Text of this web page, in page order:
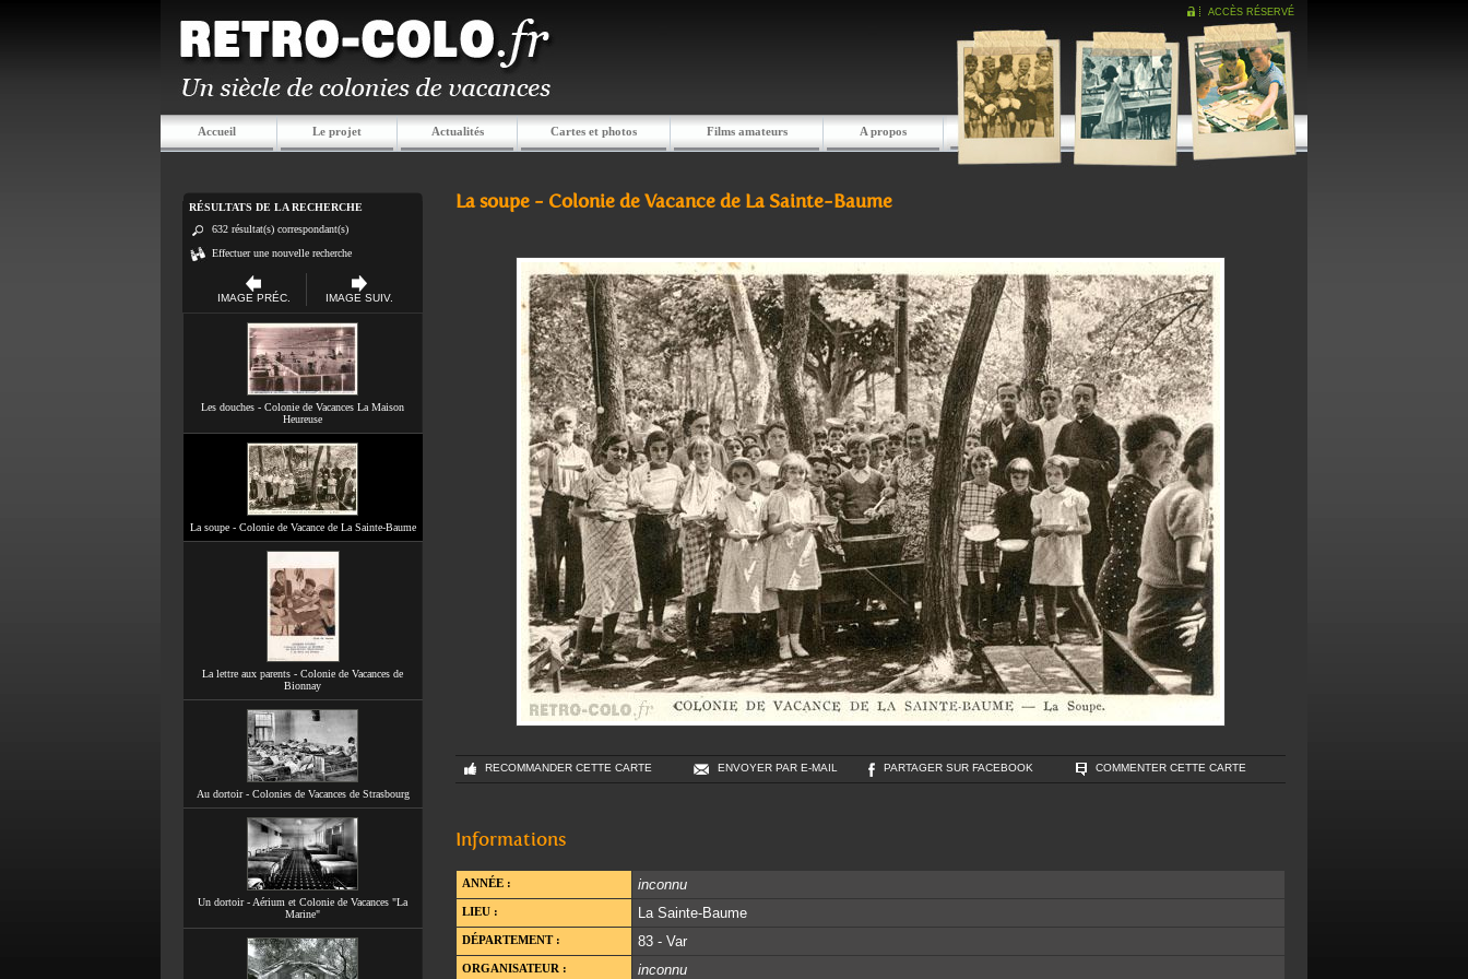
ACCÈS RÉSERVÉ
Accueil Le projet Actualités Cartes et photos Films amateurs A propos
RÉSULTATS DE LA RECHERCHE
632 résultat(s) correspondant(s)
Effectuer une nouvelle recherche
IMAGE PRÉC. IMAGE SUIV.
Les douches - Colonie de Vacances La Maison
Heureuse
La soupe - Colonie de Vacance de La Sainte-Baume
La lettre aux parents - Colonie de Vacances de
Bionnay
Au dortoir - Colonies de Vacances de Strasbourg
Un dortoir - Aérium et Colonie de Vacances "La
Marine"
La soupe - Colonie de Vacance de La Sainte-Baume
RECOMMANDER CETTE CARTE ENVOYER PAR E-MAIL PARTAGER SUR FACEBOOK COMMENTER CETTE CARTE
Informations
ANNÉE : inconnu
LIEU : La Sainte-Baume
DÉPARTEMENT : 83 - Var
ORGANISATEUR : inconnu